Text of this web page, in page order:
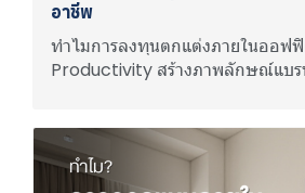
อาชีพ
ทำไมการลงทุนตกแต่งภายในออฟ
Productivity สร้างภาพลักษณ์แบร